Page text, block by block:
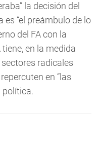
la decisión del
es “el preámbulo de lo
del FA con la
tiene, en la medida
sectores radicales
en “las
política.